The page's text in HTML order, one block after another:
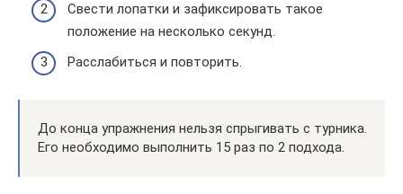
Свести лопатки и зафиксировать такое
положение на несколько секунд.
Расслабиться и повторить.
До конца упражнения нельзя спрыгивать с турника.
Его необходимо выполнить 15 раз по 2 подхода.